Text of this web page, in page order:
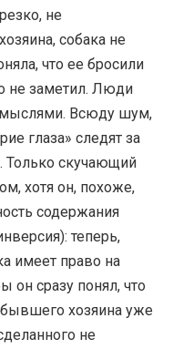
не
собака не
что ее бросили
не заметил. Люди
мыслями. Всюду шум,
глаза» следят за
Только скучающий
хотя он, похоже,
содержания
теперь,
имеет право на
он сразу понял, что
хозяина уже
не